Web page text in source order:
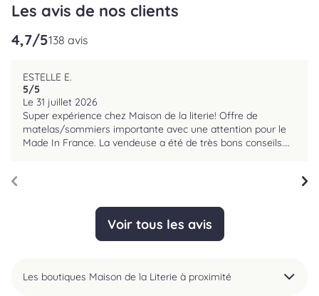
Les avis de nos clients
4,7/5reviews.srOnlyLabel
138 avis
5/5
Le 31 juillet 2026
Super expérience chez Maison de la literie! Offre de
matelas/sommiers importante avec une attention pour le
Made In France. La vendeuse a été de très bons conseils.
ESTELLE E.
Voir tous les avis
Les boutiques Maison de la Literie à proximité